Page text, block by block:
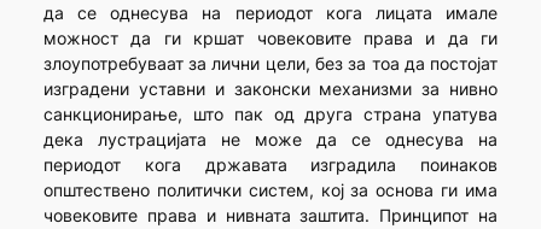
да се однесува на периодот кога лицата имале
можност да ги кршат човековите права и да ги
злоупотребуваат за лични цели, без за тоа да постојат
изградени уставни и законски механизми за нивно
санкционирање, што пак од друга страна упатува
дека лустрацијата не може да се однесува на
периодот кога државата изградила поинаков
општествено политички систем, кој за основа ги има
човековите права и нивната заштита. Принципот на